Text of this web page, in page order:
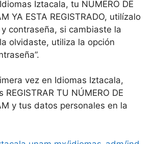
Iztacala, tu NUMERO DE
YA ESTA REGISTRADO, utilízalo
contraseña, si cambiaste la
olvidaste, utiliza la opción
vez en Idiomas Iztacala,
TU NÚMERO DE
y tus datos personales en la